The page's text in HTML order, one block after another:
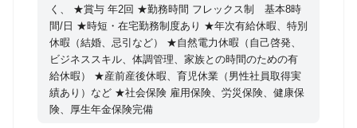
ネジメント部 所属メンバー：15名
く、 ★賞与 年2回 ★勤務時間 フレックス制 基本8時
間/日 ★時短・在宅勤務制度あり ★年次有給休暇、特別
休暇（結婚、忌引など） ★自然電力休暇（自己啓発、
ビジネススキル、体調管理、家族との時間のための有
給休暇） ★産前産後休暇、育児休業（男性社員取得実
績あり）など ★社会保険 雇用保険、労災保険、健康保
険、厚生年金保険完備